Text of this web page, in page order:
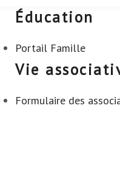
Mes
Éducation
Portail Famille
Vie
Formulaire des